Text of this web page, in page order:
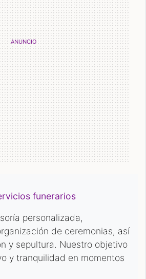
funerarios
personalizada,
de ceremonias, así
y sepultura. Nuestro objetivo
y tranquilidad en momentos